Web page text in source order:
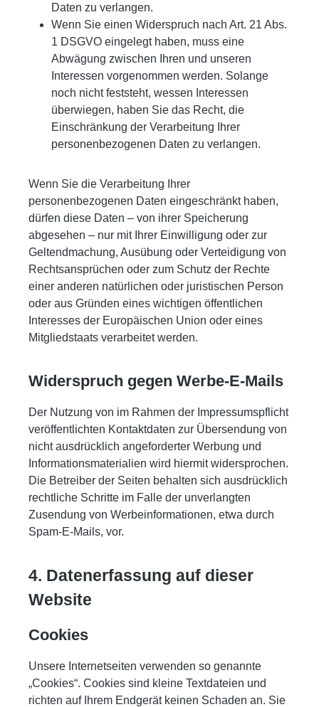
Daten zu verlangen.
Wenn Sie einen Widerspruch nach Art. 21 Abs.
1 DSGVO eingelegt haben, muss eine
Abwägung zwischen Ihren und unseren
Interessen vorgenommen werden. Solange
noch nicht feststeht, wessen Interessen
überwiegen, haben Sie das Recht, die
Einschränkung der Verarbeitung Ihrer
personenbezogenen Daten zu verlangen.
Wenn Sie die Verarbeitung Ihrer
personenbezogenen Daten eingeschränkt haben,
dürfen diese Daten – von ihrer Speicherung
abgesehen – nur mit Ihrer Einwilligung oder zur
Geltendmachung, Ausübung oder Verteidigung von
Rechtsansprüchen oder zum Schutz der Rechte
einer anderen natürlichen oder juristischen Person
oder aus Gründen eines wichtigen öffentlichen
Interesses der Europäischen Union oder eines
Mitgliedstaats verarbeitet werden.
Widerspruch gegen Werbe-E-Mails
Der Nutzung von im Rahmen der Impressumspflicht
veröffentlichten Kontaktdaten zur Übersendung von
nicht ausdrücklich angeforderter Werbung und
Informationsmaterialien wird hiermit widersprochen.
Die Betreiber der Seiten behalten sich ausdrücklich
rechtliche Schritte im Falle der unverlangten
Zusendung von Werbeinformationen, etwa durch
Spam-E-Mails, vor.
4. Datenerfassung auf dieser
Website
Cookies
Unsere Internetseiten verwenden so genannte
„Cookies“. Cookies sind kleine Textdateien und
richten auf Ihrem Endgerät keinen Schaden an. Sie